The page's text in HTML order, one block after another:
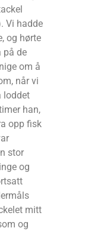
Vi hadde
og hørte
på de
om å
når vi
loddet
han,
opp fisk
stor
og
mitt
og